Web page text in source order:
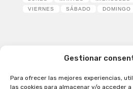
Gestionar
Para ofrecer las mejores experiencias,
las cookies para almacenar y/o acceder
VIERNES
SÁBADO DOMINGO
Patagual Radio Digital 2026 -